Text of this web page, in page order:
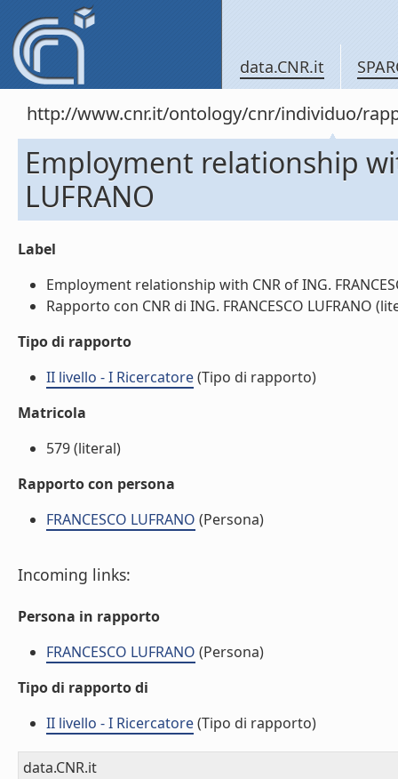
data.CNR.it
http://www.cnr.it/ontology/cnr/individuo/
Employment relationship
LUFRANO
Label
Employment relationship with CNR of ING.
Rapporto con CNR di ING. FRANCESCO LUFRANO
Tipo di rapporto
II livello - I Ricercatore(Tipo di rapporto)
Matricola
579 (literal)
Rapporto con persona
FRANCESCO LUFRANO (Persona)
Incoming links:
Persona in rapporto
FRANCESCO LUFRANO (Persona)
Tipo di rapporto di
II livello - I Ricercatore(Tipo di rapporto)
data.CNR.it